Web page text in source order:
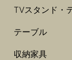
TVスタンド・
テーブル
収納家具